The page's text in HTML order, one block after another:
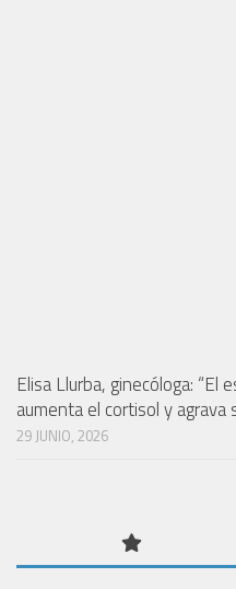
Elisa Llurba, ginecóloga: “El
aumenta el cortisol y agrava
29 JUNIO, 2026